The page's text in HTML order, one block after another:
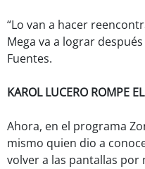
“Lo van a hacer
Mega va a lograr
Fuentes.
KAROL LUCERO ROMPE
Ahora, en el programa
mismo quien dio a
volver a las pantallas por